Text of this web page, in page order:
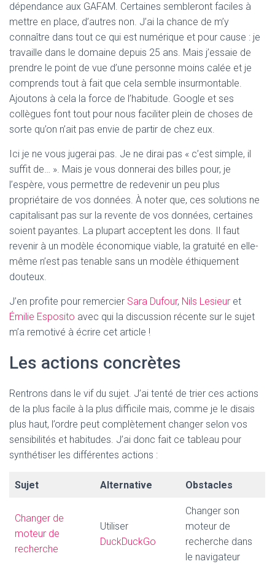
dépendance aux GAFAM. Certaines sembleront faciles à
mettre en place, d’autres non. J’ai la chance de m’y
connaître dans tout ce qui est numérique et pour cause : je
travaille dans le domaine depuis 25 ans. Mais j’essaie de
prendre le point de vue d’une personne moins calée et je
comprends tout à fait que cela semble insurmontable.
Ajoutons à cela la force de l’habitude. Google et ses
collègues font tout pour nous faciliter plein de choses de
sorte qu’on n’ait pas envie de partir de chez eux.
Ici je ne vous jugerai pas. Je ne dirai pas « c’est simple, il
suffit de… ». Mais je vous donnerai des billes pour, je
l’espère, vous permettre de redevenir un peu plus
propriétaire de vos données. À noter que, ces solutions ne
capitalisant pas sur la revente de vos données, certaines
soient payantes. La plupart acceptent les dons. Il faut
revenir à un modèle économique viable, la gratuité en elle-
même n’est pas tenable sans un modèle éthiquement
douteux.
J’en profite pour remercier Sara Dufour, Nils Lesieur et
Émilie Esposito avec qui la discussion récente sur le sujet
m’a remotivé à écrire cet article !
Les actions concrètes
Rentrons dans le vif du sujet. J’ai tenté de trier ces actions
de la plus facile à la plus difficile mais, comme je le disais
plus haut, l’ordre peut complètement changer selon vos
sensibilités et habitudes. J’ai donc fait ce tableau pour
synthétiser les différentes actions :
Sujet Alternative Obstacles
Changer de
moteur de
recherche
Utiliser
DuckDuckGo
Changer son
moteur de
recherche dans
le navigateur